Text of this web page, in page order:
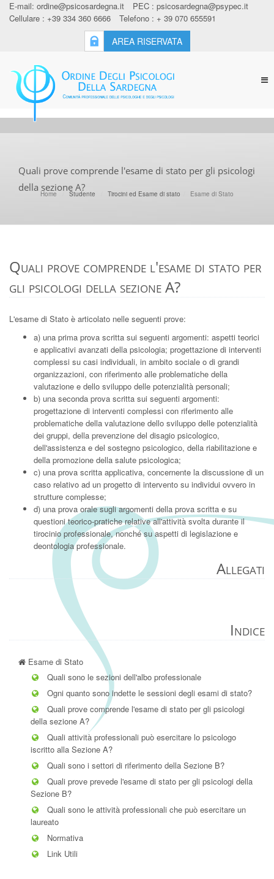
E-mail: ordine@psicosardegna.it PEC : psicosardegna@psypec.it
Cellulare : +39 334 360 6666
Telefono : + 39 070 655591
AREA RISERVATA
Quali prove comprende l'esame di stato per gli psicologi
della sezione A?
Home Studente Tirocini ed Esame di stato Esame di Stato
Quali prove comprende l'esame di stato per
gli psicologi della sezione A?
L'esame di Stato è articolato nelle seguenti prove:
a) una prima prova scritta sui seguenti argomenti: aspetti teorici
e applicativi avanzati della psicologia; progettazione di interventi
complessi su casi individuali, in ambito sociale o di grandi
organizzazioni, con riferimento alle problematiche della
valutazione e dello sviluppo delle potenzialità personali;
b) una seconda prova scritta sui seguenti argomenti:
progettazione di interventi complessi con riferimento alle
problematiche della valutazione dello sviluppo delle potenzialità
dei gruppi, della prevenzione del disagio psicologico,
dell'assistenza e del sostegno psicologico, della riabilitazione e
della promozione della salute psicologica;
c) una prova scritta applicativa, concernente la discussione di un
caso relativo ad un progetto di intervento su individui ovvero in
strutture complesse;
d) una prova orale sugli argomenti della prova scritta e su
questioni teorico-pratiche relative all'attività svolta durante il
tirocinio professionale, nonché su aspetti di legislazione e
deontologia professionale.
Allegati
Indice
Esame di Stato
Quali sono le sezioni dell'albo professionale
Ogni quanto sono indette le sessioni degli esami di stato?
Quali prove comprende l'esame di stato per gli psicologi
della sezione A?
Quali attività professionali può esercitare lo psicologo
iscritto alla Sezione A?
Quali sono i settori di riferimento della Sezione B?
Quali prove prevede l'esame di stato per gli psicologi della
Sezione B?
Quali sono le attività professionali che può esercitare un
laureato
Normativa
Link Utili